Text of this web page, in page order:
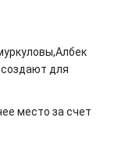
для
место за счет